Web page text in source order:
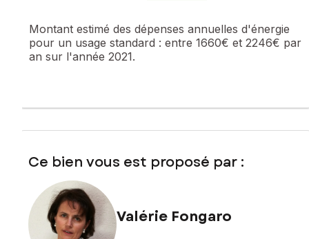
exposé sont disponibles sur le site Géorisques :
www.georisques.gouv.fr
Contactez votre conseiller SAFTI : Valérie FONGARO, Tél. :
Montant estimé des dépenses annuelles d'énergie
pour un usage standard : entre 1660€ et 2246€ par
an sur l'année 2021.
Ce bien vous est proposé par :
Valérie Fongaro